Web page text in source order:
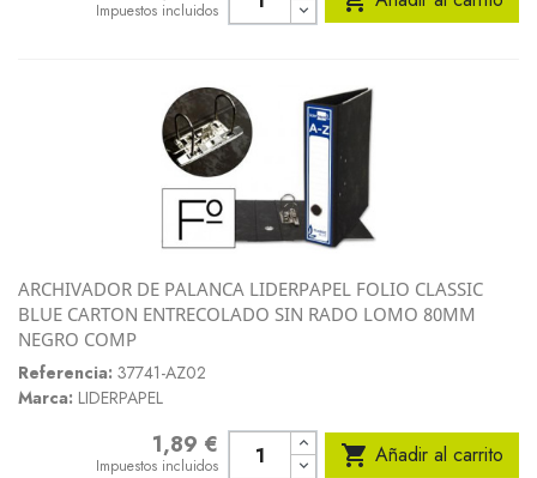
Impuestos incluidos
ARCHIVADOR DE PALANCA LIDERPAPEL FOLIO CLASSIC
BLUE CARTON ENTRECOLADO SIN RADO LOMO 80MM
NEGRO COMP
Referencia: 37741-AZ02
Marca: LIDERPAPEL
1,89 €
Impuestos incluidos  Añadir al carrito